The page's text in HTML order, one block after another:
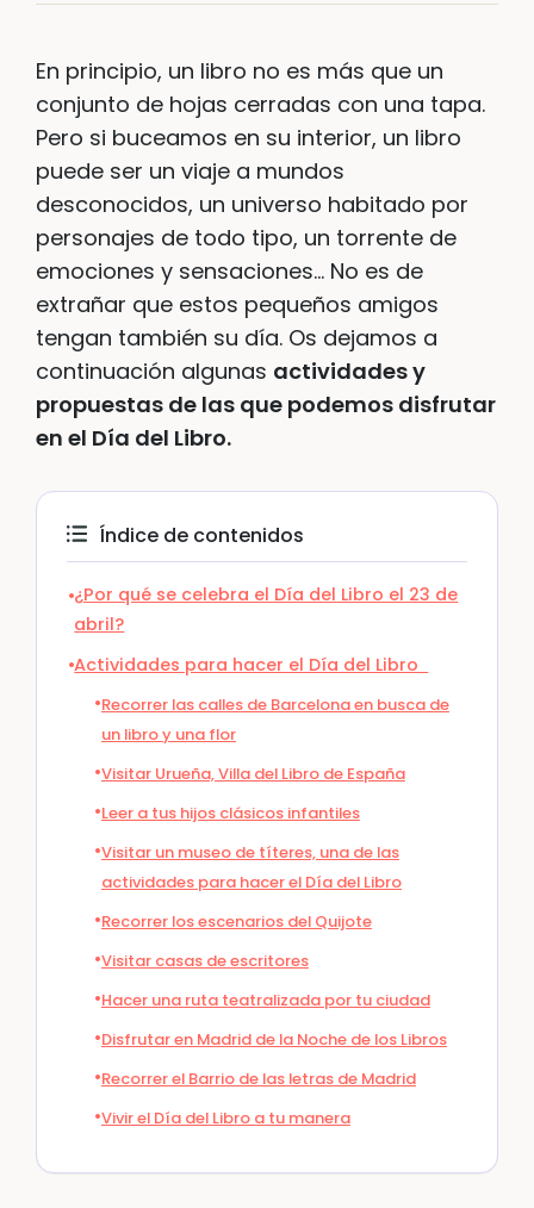
En principio, un libro no es más que un
conjunto de hojas cerradas con una tapa.
Pero si buceamos en su interior, un libro
puede ser un viaje a mundos
desconocidos, un universo habitado por
personajes de todo tipo, un torrente de
emociones y sensaciones… No es de
extrañar que estos pequeños amigos
tengan también su día. Os dejamos a
continuación algunas actividades y
propuestas de las que podemos disfrutar
en el Día del Libro.
Índice de contenidos
¿Por qué se celebra el Día del Libro el 23 de
abril?
Actividades para hacer el Día del Libro
Recorrer las calles de Barcelona en busca de
un libro y una flor
Visitar Urueña, Villa del Libro de España
Leer a tus hijos clásicos infantiles
Visitar un museo de títeres, una de las
actividades para hacer el Día del Libro
Recorrer los escenarios del Quijote
Visitar casas de escritores
Hacer una ruta teatralizada por tu ciudad
Disfrutar en Madrid de la Noche de los Libros
Recorrer el Barrio de las letras de Madrid
Vivir el Día del Libro a tu manera